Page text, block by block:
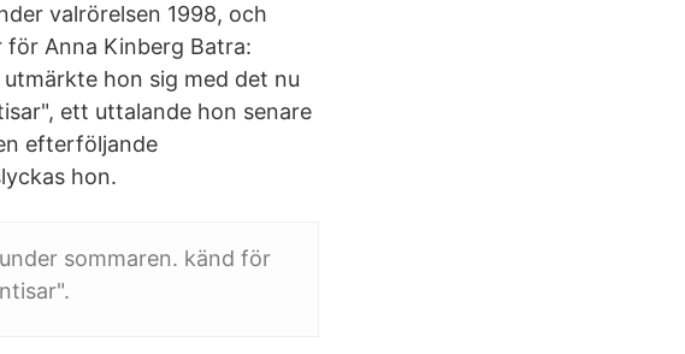
valrörelsen 1998, och
Anna Kinberg Batra:
hon sig med det nu
ett uttalande hon senare
efterföljande
hon.
sommaren. känd för